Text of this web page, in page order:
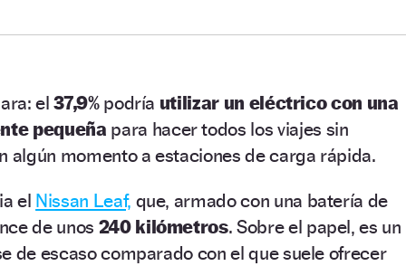
el37,9%podría utilizar un eléctrico con una
pequeña para hacer todos los viajes sin
algún momento a estaciones de carga rápida.
el Nissan Leaf, que, armado con una batería de
de unos 240 kilómetros. Sobre el papel, es un
de escaso comparado con el que suele ofrecer